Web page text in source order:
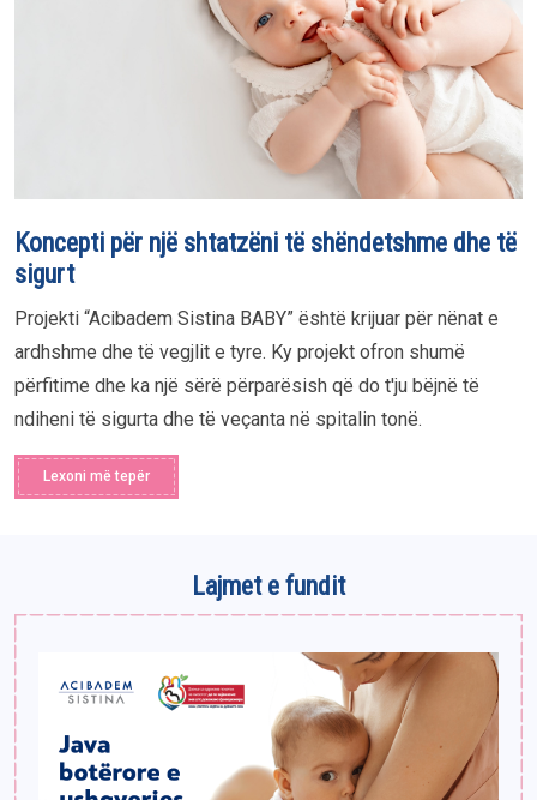
Koncepti për një shtatzëni të shëndetshme dhe të
sigurt
Projekti “Acibadem Sistina BABY” është krijuar për nënat e
ardhshme dhe të vegjlit e tyre. Ky projekt ofron shumë
përfitime dhe ka një sërë përparësish që do t'ju bëjnë të
ndiheni të sigurta dhe të veçanta në spitalin tonë.
Lexoni më tepër
Lajmet e fundit